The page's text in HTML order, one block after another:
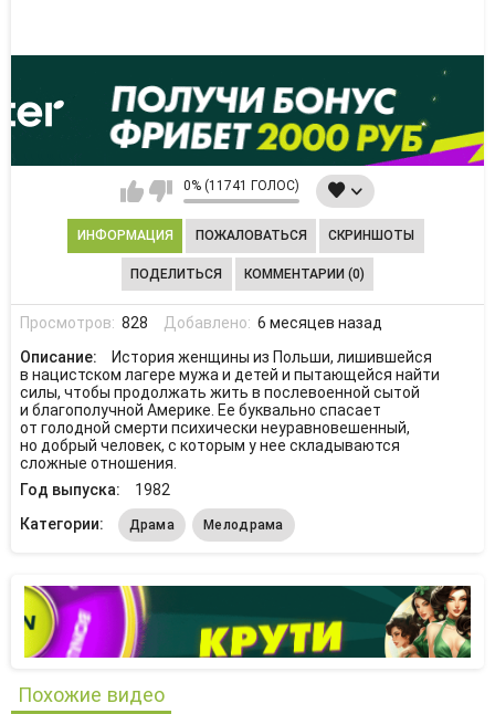
0% (11741 ГОЛОС)
ИНФОРМАЦИЯ ПОЖАЛОВАТЬСЯ СКРИНШОТЫ
ПОДЕЛИТЬСЯ КОММЕНТАРИИ (0)
Просмотров: 828 Добавлено: 6 месяцев назад
Описание:
История женщины из Польши, лишившейся
в нацистском лагере мужа и детей и пытающейся найти
силы, чтобы продолжать жить в послевоенной сытой
и благополучной Америке. Ее буквально спасает
от голодной смерти психически неуравновешенный,
но добрый человек, с которым у нее складываются
сложные отношения.
Год выпуска:
1982
Категории:
Драма Мелодрама
Похожие видео